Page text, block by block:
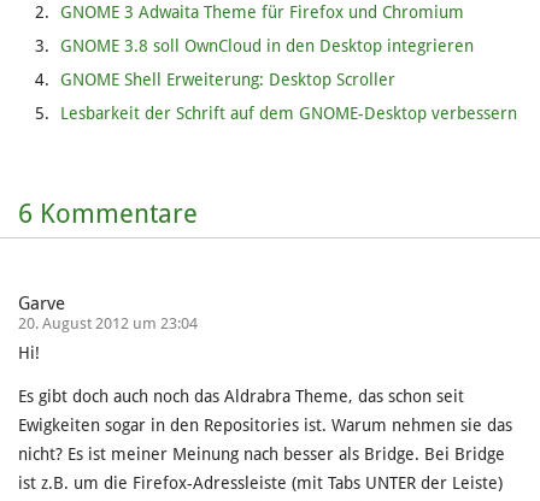
GNOME 3 Adwaita Theme für Firefox und Chromium
GNOME 3.8 soll OwnCloud in den Desktop integrieren
GNOME Shell Erweiterung: Desktop Scroller
Lesbarkeit der Schrift auf dem GNOME-Desktop verbessern
6 Kommentare
Garve
20. August 2012 um 23:04
Hi!
Es gibt doch auch noch das Aldrabra Theme, das schon seit
Ewigkeiten sogar in den Repositories ist. Warum nehmen sie das
nicht? Es ist meiner Meinung nach besser als Bridge. Bei Bridge
ist z.B. um die Firefox-Adressleiste (mit Tabs UNTER der Leiste)